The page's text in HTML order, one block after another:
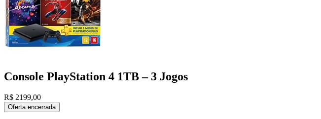
Console PlayStation 4 1TB – 3 Jogos
R$ 2199,00
Oferta encerrada